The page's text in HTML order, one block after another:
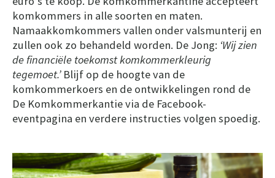
komkommers in alle soorten en maten.
Namaakkomkommers vallen onder valsmunterij en
zullen ook zo behandeld worden. De Jong: ‘Wij zien
de financiële toekomst komkommerkleurig
tegemoet.’Blijf op de hoogte van de
komkommerkoers en de ontwikkelingen rond de
De Komkommerkantie via de Facebook-
eventpagina en verdere instructies volgen spoedig.